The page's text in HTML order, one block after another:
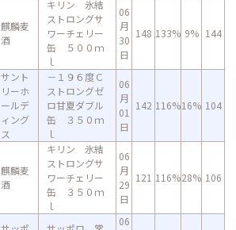
麒麟麦
酒
キリン 氷結
ストロングサ
ワーチェリー
缶 ５００ｍ
ｌ
06
月
30
日
148 133% 9% 144
サント
リーホ
ールデ
ィング
ス
－１９６度Ｃ
ストロングゼ
ロ甘夏ダブル
缶 ３５０ｍ
ｌ
06
月
01
日
142 116%16% 104
麒麟麦
酒
キリン 氷結
ストロングサ
ワーチェリー
缶 ３５０ｍ
ｌ
06
月
29
日
121 116%28% 106
06